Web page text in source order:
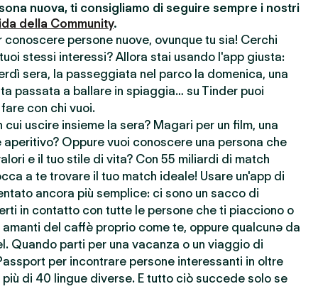
nuova, ti consigliamo di seguire sempre i nostri
della Community.
persone nuove, ovunque tu sia! Cerchi
stessi interessi? Allora stai usando l'app giusta:
sera, la passeggiata nel parco la domenica, una
passata a ballare in spiaggia… su Tinder puoi
con chi vuoi.
uscire insieme la sera? Magari per un film, una
aperitivo? Oppure vuoi conoscere una persona che
e il tuo stile di vita? Con 55 miliardi di match
a te trovare il tuo match ideale! Usare un'app di
ancora più semplice: ci sono un sacco di
in contatto con tutte le persone che ti piacciono o
del caffè proprio come te, oppure qualcunə da
Quando parti per una vacanza o un viaggio di
per incontrare persone interessanti in oltre
di 40 lingue diverse. E tutto ciò succede solo se